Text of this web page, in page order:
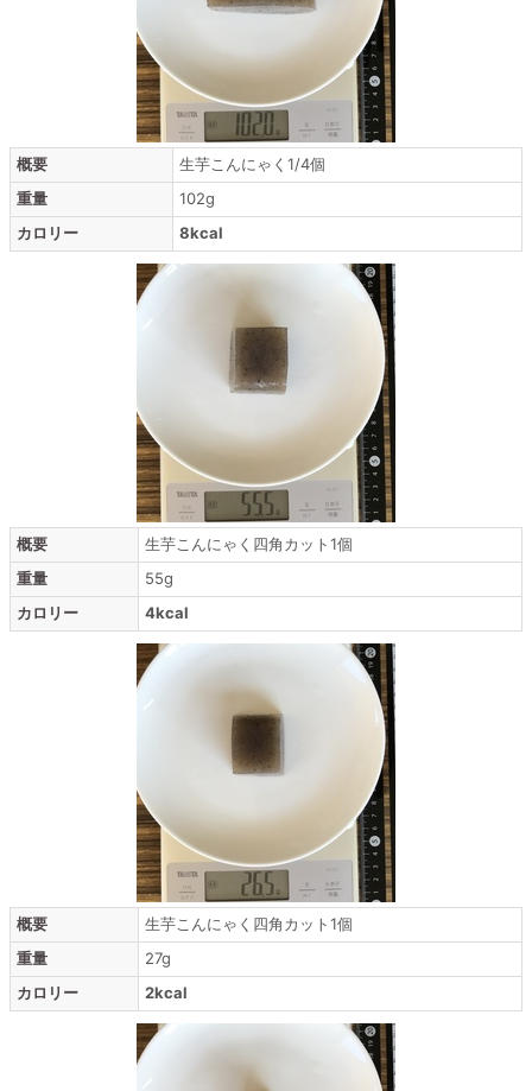
概要
生芋こんにゃく1/4個
重量
102g
カロリー
8kcal
概要
生芋こんにゃく四角カット1個
重量
55g
カロリー
4kcal
概要
生芋こんにゃく四角カット1個
重量
27g
カロリー
2kcal